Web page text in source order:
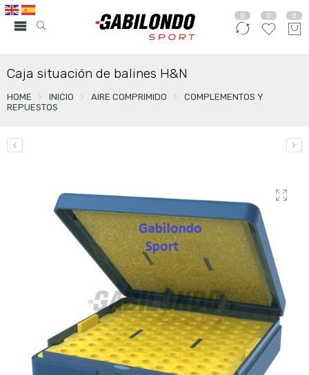
0 0 0
Caja situación de balines H&N
HOME INICIO AIRE COMPRIMIDO
COMPLEMENTOS Y
REPUESTOS